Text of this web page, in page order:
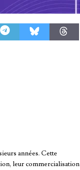
années. Cette
leur commercialisation